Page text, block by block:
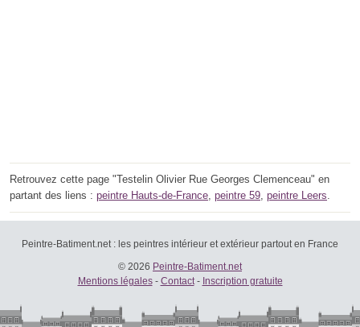
Retrouvez cette page "Testelin Olivier Rue Georges Clemenceau" en
partant des liens : peintre Hauts-de-France, peintre 59, peintre Leers.
Peintre-Batiment.net : les peintres intérieur et extérieur partout en France
© 2026 Peintre-Batiment.net
Mentions légales- Contact- Inscription gratuite